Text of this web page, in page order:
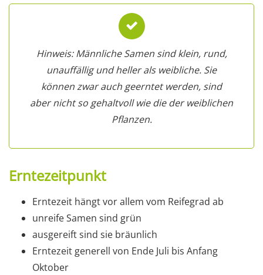
Hinweis: Männliche Samen sind klein, rund,
unauffällig und heller als weibliche. Sie
können zwar auch geerntet werden, sind
aber nicht so gehaltvoll wie die der weiblichen
Pflanzen.
Erntezeitpunkt
Erntezeit hängt vor allem vom Reifegrad ab
unreife Samen sind grün
ausgereift sind sie bräunlich
Erntezeit generell von Ende Juli bis Anfang
Oktober